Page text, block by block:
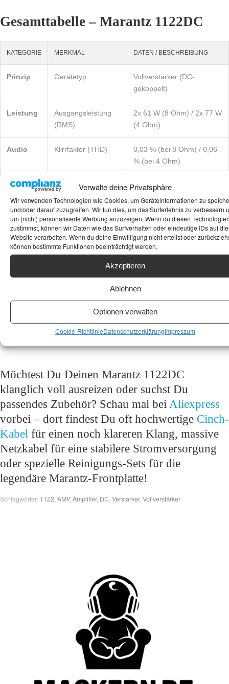
Verwalte deine Privatsphäre
Wir verwenden Technologien wie Cookies, um Geräteinformationen zu
und/oder darauf zuzugreifen. Wir tun dies, um das Surferlebnis zu verbessern
um (nicht) personalisierte Werbung anzuzeigen. Wenn du diesen
zustimmst, können wir Daten wie das Surfverhalten oder eindeutige IDs auf
Website verarbeiten. Wenn du deine Einwilligung nicht erteilst oder
können bestimmte Funktionen beeinträchtigt werden.
Akzeptieren
Ablehnen
Optionen verwalten
Cookie-RichtlinieDatenschutzerklärungImpressum
Gesamttabelle – Marantz 1122DC
KATEGORIE MERKMAL DATEN / BESCHREIBUNG
Prinzip Gerätetyp
Vollverstärker (DC-
gekoppelt)
Leistung
Ausgangsleistung
(RMS)
2x 61 W (8 Ohm) / 2x 77 W
(4 Ohm)
Audio Klirrfaktor (THD)
0,03 % (bei 8 Ohm) / 0,06
% (bei 4 Ohm)
Audio Frequenzgang 20 Hz – 20.000 Hz
Technik Besonderheit
DC-Verstärkung
(abschaltbar)
Haptik Bedienelemente
Massive Aluminiumknöpfe,
EQ
Produktionszeitraum ca. 1977 – 1980
Möchtest Du Deinen Marantz 1122DC
klanglich voll ausreizen oder suchst Du
passendes Zubehör? Schau mal bei Aliexpress
vorbei – dort findest Du oft hochwertige Cinch-
Kabel für einen noch klareren Klang, massive
Netzkabel für eine stabilere Stromversorgung
oder spezielle Reinigungs-Sets für die
legendäre Marantz-Frontplatte!
Schlagwörter: 1122 AMP, Amplifier, DC Verstärker, Vollverstärker